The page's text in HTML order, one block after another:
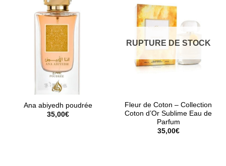
Ana abiyedh poudrée
35,00€
RUPTURE DE STOCK
Fleur de Coton – Collection
Coton d’Or Sublime Eau de
Parfum
35,00€